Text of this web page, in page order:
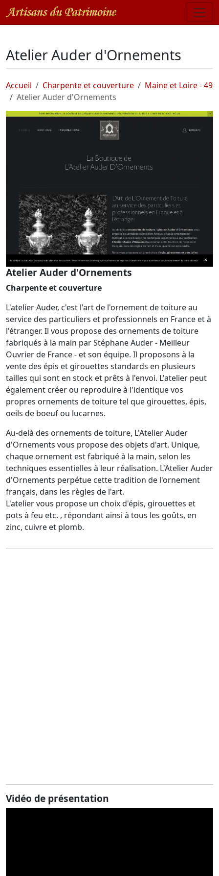
Atelier Auder d'Ornements
Accueil Charpente et couverture
Maine et Loire - 49
Atelier Auder d'Ornements
Atelier Auder d'Ornements
Charpente et couverture
L'atelier Auder, c'est l'art de l'ornement de toiture au
service des particuliers et professionnels en France et à
l'étranger. Il vous propose des ornements de toiture
fabriqués à la main par Stéphane Auder - Meilleur
Ouvrier de France - et son équipe. Il proposons à la
vente des épis et girouettes standards en plusieurs
tailles qui sont en stock et prêts à l'envoi. L'atelier peut
également créer ou reproduire à l'identique vos
propres ornements de toiture tel que girouettes, épis,
oeils de boeuf ou lucarnes.
Au-delà des ornements de toiture, L'Atelier Auder
d'Ornements vous propose des objets d'art. Unique,
chaque ornement est fabriqué à la main, selon les
techniques essentielles à leur réalisation. L'Atelier Auder
d'Ornements perpétue cette tradition de l'ornement
français, dans les règles de l'art.
L'atelier vous propose un choix d'épis, girouettes et
pots à feu etc. , répondant ainsi à tous les goûts, en
zinc, cuivre et plomb.
Vidéo de présentation